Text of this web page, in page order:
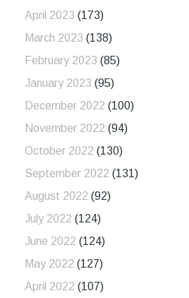
April 2023 (173)
March 2023 (138)
February 2023 (85)
January 2023 (95)
December 2022 (100)
November 2022 (94)
October 2022 (130)
September 2022 (131)
August 2022 (92)
July 2022 (124)
June 2022 (124)
May 2022 (127)
April 2022 (107)